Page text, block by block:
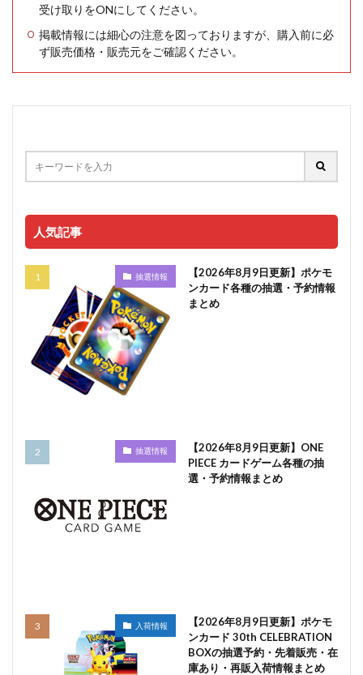
受け取りをONにしてください。
掲載情報には細心の注意を図っておりますが、購入前に必
ず販売価格・販売元をご確認ください。
人気記事
抽選情報
【2026年8月9日更新】ポケモ
ンカード各種の抽選・予約情報
まとめ
抽選情報
【2026年8月9日更新】ONE
PIECE カードゲーム各種の抽
選・予約情報まとめ
入荷情報
【2026年8月9日更新】ポケモ
ンカード 30th CELEBRATION
BOXの抽選予約・先着販売・在
庫あり・再販入荷情報まとめ